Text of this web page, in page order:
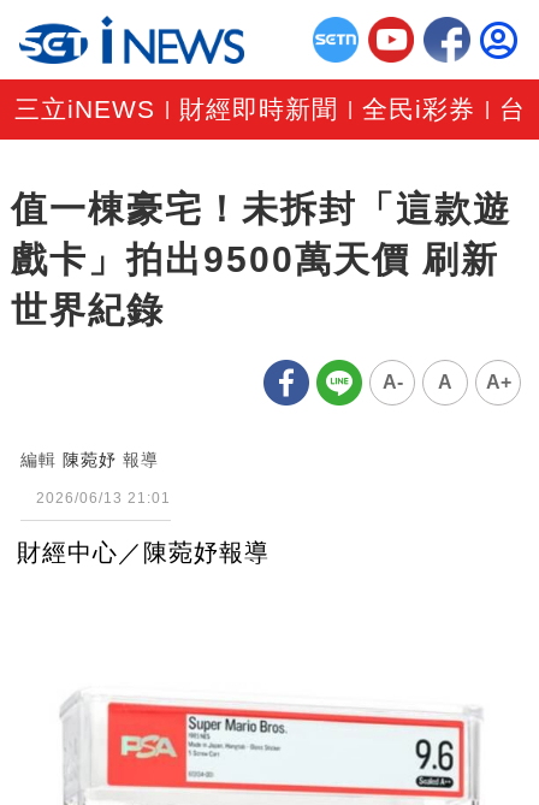
三立iNEWS 財經即時新聞 |全民i彩券 台
值一棟豪宅！未拆封「這款遊
戲卡」拍出9500萬天價 刷新
世界紀錄
A- A A+
編輯 陳菀妤 報導
2026/06/13 21:01
財經中心／陳菀妤報導